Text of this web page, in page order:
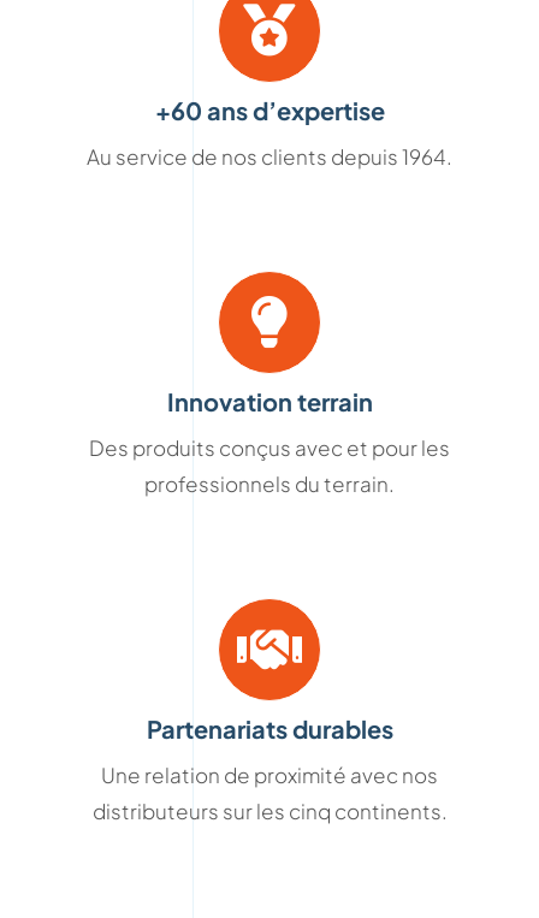
+60 ans d’expertise
Au service de nos clients depuis 1964.
Innovation terrain
Des produits conçus avec et pour les
professionnels du terrain.
Partenariats durables
Une relation de proximité avec nos
distributeurs sur les cinq continents.